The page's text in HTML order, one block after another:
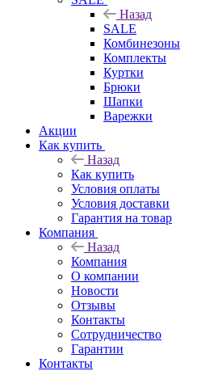
Назад
SALE
Комбинезоны
Комплекты
Куртки
Брюки
Шапки
Варежки
Акции
Как купить
Назад
Как купить
Условия оплаты
Условия доставки
Гарантия на товар
Компания
Назад
Компания
О компании
Новости
Отзывы
Контакты
Сотрудничество
Гарантии
Контакты